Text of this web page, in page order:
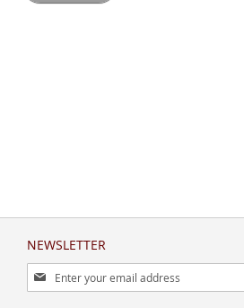
NEWSLETTER
Sign
Up